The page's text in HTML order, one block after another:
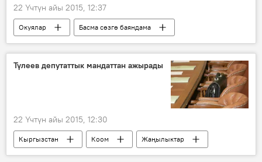
22 Үчтүн айы 2015, 12:37
Окуялар
Басма сөзгө баяндама
Дүйнөдө
Жаңылыктар
Түлеев депутаттык мандаттан ажырады
22 Үчтүн айы 2015, 12:30
Кыргызстан Коом
Жаңылыктар
Саясат
Нариман Түлеев